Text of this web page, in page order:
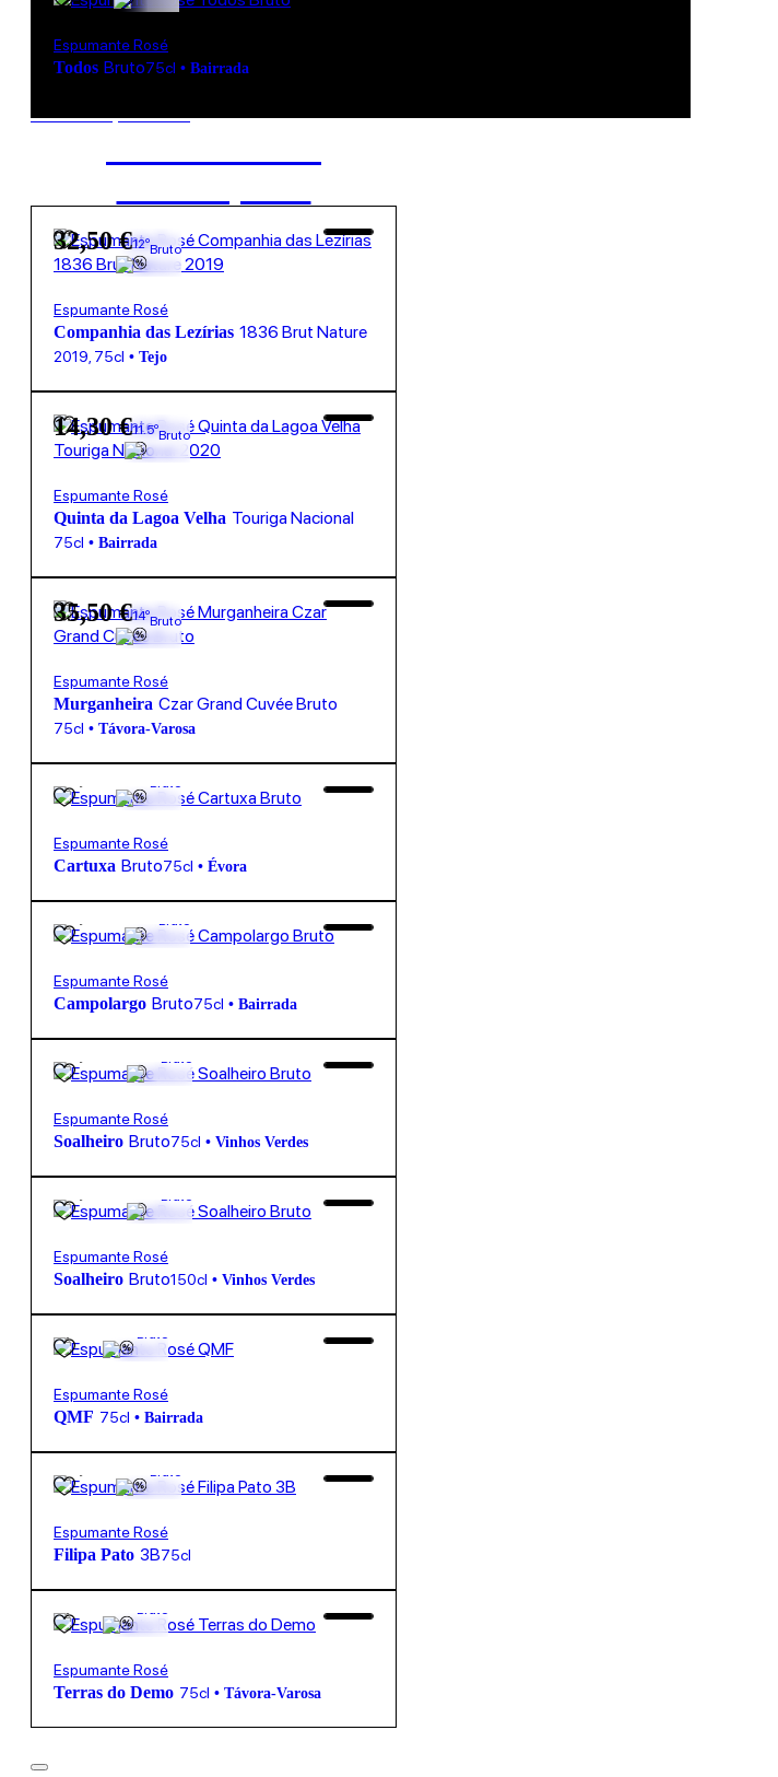
Espumante Rosé
Todos Bruto75cl • Bairrada
New to our products?
32,50€12ºBruto
Espumante Rosé
Companhia das Lezírias 1836 Brut Nature
2019 75cl • Tejo
14,30€11.5ºBruto
Espumante Rosé
Quinta da Lagoa Velha Touriga Nacional
75cl • Bairrada
35,50€14ºBruto
Espumante Rosé
Murganheira Czar Grand Cuvée Bruto
75cl • Távora-Varosa
28,75€ Bruto
Espumante Rosé
Cartuxa Bruto75cl • Évora
22,50€ Bruto
Espumante Rosé
Campolargo Bruto75cl • Bairrada
15,30€ Bruto
Espumante Rosé
Soalheiro Bruto75cl • Vinhos Verdes
39,85€ Bruto
Espumante Rosé
Soalheiro Bruto150cl • Vinhos Verdes
8,50€ Bruto
Espumante Rosé
QMF 75cl • Bairrada
13,50€ Bruto
Espumante Rosé
Filipa Pato 3B75cl
9,70€ Bruto
Espumante Rosé
Terras do Demo 75cl • Távora-Varosa